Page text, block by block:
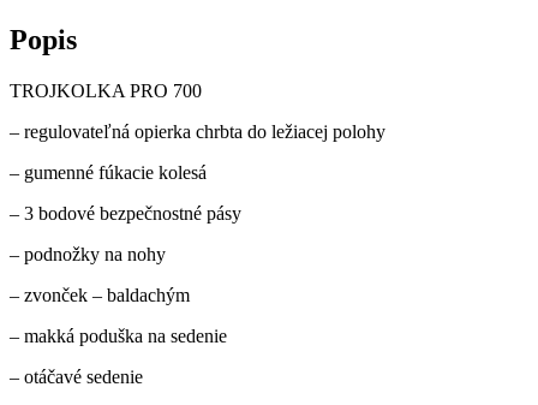
Popis
TROJKOLKA PRO 700
– regulovateľná opierka chrbta do ležiacej polohy
– gumenné fúkacie kolesá
– 3 bodové bezpečnostné pásy
– podnožky na nohy
– zvonček – baldachým
– makká poduška na sedenie
– otáčavé sedenie